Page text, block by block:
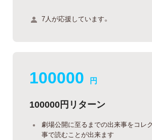
7人が応援しています。
100000 円
100000円リターン
劇場公開に至るまでの出来事をコレ
事で読むことが出来ます